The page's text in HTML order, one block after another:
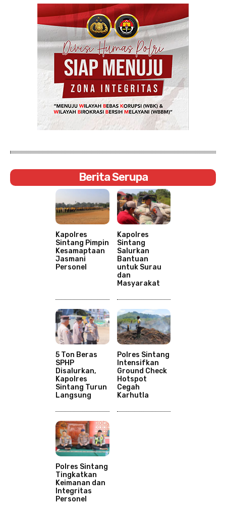
Berita Serupa
Kapolres
Sintang Pimpin
Kesamaptaan
Jasmani
Personel
Kapolres
Sintang
Salurkan
Bantuan
untuk Surau
dan
Masyarakat
5 Ton Beras
SPHP
Disalurkan,
Kapolres
Sintang Turun
Langsung
Polres Sintang
Intensifkan
Ground Check
Hotspot
Cegah
Karhutla
Polres Sintang
Tingkatkan
Keimanan dan
Integritas
Personel